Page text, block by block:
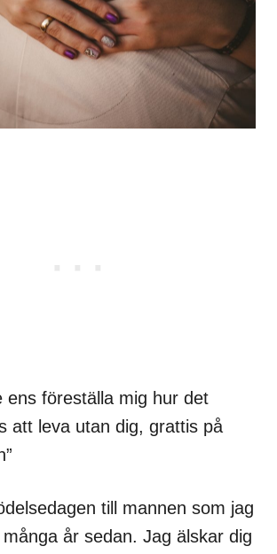
ens föreställa mig hur det
att leva utan dig, grattis på
till mannen som jag
år sedan. Jag älskar dig